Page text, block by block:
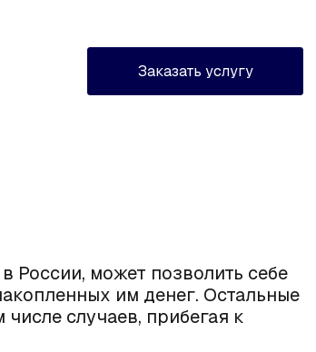
Заказать услугу
России, может позволить себе
им денег. Остальные
случаев, прибегая к